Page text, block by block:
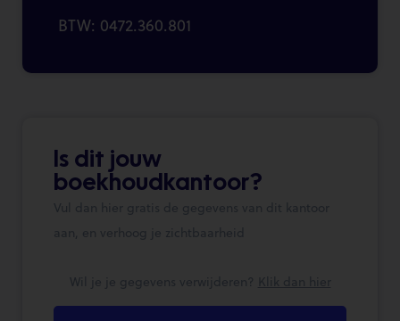
BTW: 0472.360.801
Is dit jouw
boekhoudkantoor?
Vul dan hier gratis de gegevens van dit kantoor
aan, en verhoog je zichtbaarheid
Wil je je gegevens verwijderen? Klik dan hier